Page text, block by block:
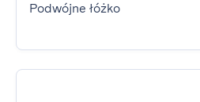
Podwójne łóżko